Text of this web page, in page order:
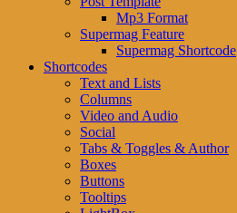
Mp3 Format
Supermag Feature
Supermag Shortcode
Shortcodes
Text and Lists
Columns
Video and Audio
Social
Tabs & Toggles & Author
Boxes
Buttons
Tooltips